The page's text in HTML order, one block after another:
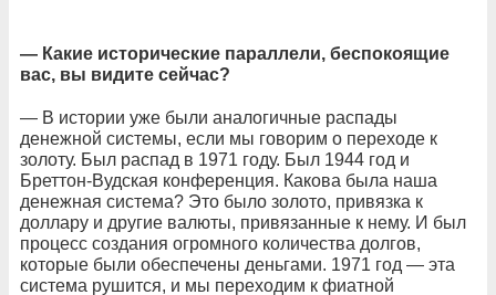
— Какие исторические параллели, беспокоящие
вас, вы видите сейчас?
— В истории уже были аналогичные распады
денежной системы, если мы говорим о переходе к
золоту. Был распад в 1971 году. Был 1944 год и
Бреттон-Вудская конференция. Какова была наша
денежная система? Это было золото, привязка к
доллару и другие валюты, привязанные к нему. И был
процесс со­здания огромного количества долгов,
которые были обеспечены деньгами. 1971 год — эта
система рушится, и мы переходим к фиатной